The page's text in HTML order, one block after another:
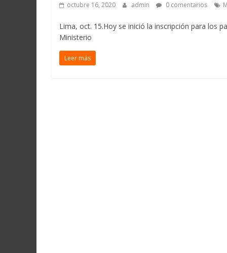
octubre 16, 2020 admin 0 comentarios
Lima, oct. 15.Hoy se inició la inscripción para los
Ministerio
Leer más